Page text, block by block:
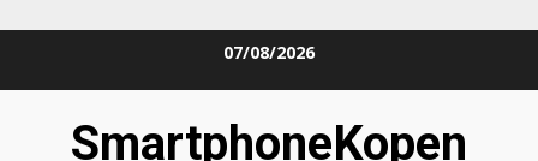
07/08/2026
SmartphoneKopen